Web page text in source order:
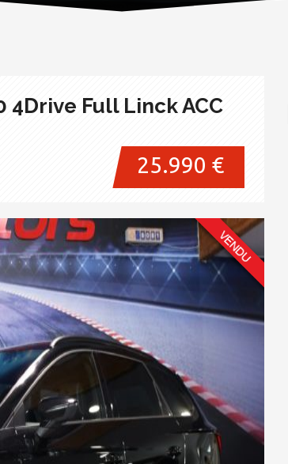
4Drive Full Linck ACC
25.990 €